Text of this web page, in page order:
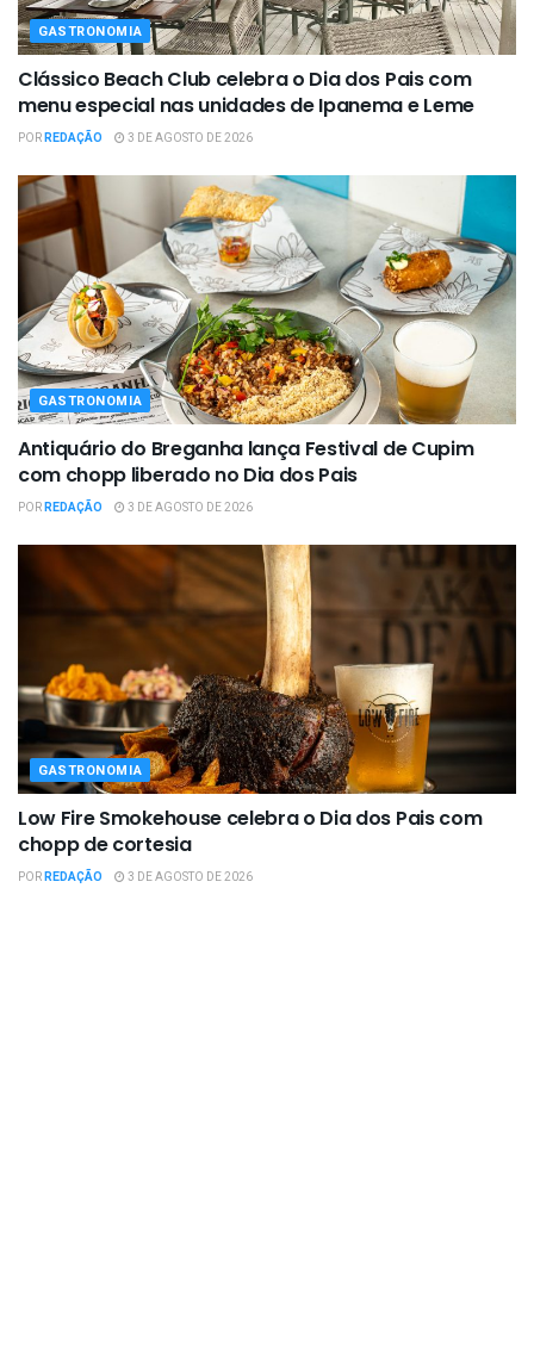
GASTRONOMIA
Clássico Beach Club celebra o Dia dos Pais com
menu especial nas unidades de Ipanema e Leme
PORREDAÇÃO 3 DE AGOSTO DE 2026
GASTRONOMIA
Antiquário do Breganha lança Festival de Cupim
com chopp liberado no Dia dos Pais
PORREDAÇÃO 3 DE AGOSTO DE 2026
GASTRONOMIA
Low Fire Smokehouse celebra o Dia dos Pais com
chopp de cortesia
PORREDAÇÃO 3 DE AGOSTO DE 2026